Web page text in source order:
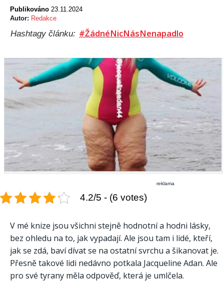
Publikováno 23.11.2024
Autor: Redakce
Hashtagy článku: #ŽádnéNicNásNenapadlo
reklama
4.2/5 - (6 votes)
V mé knize jsou všichni stejně hodnotní a hodni lásky,
bez ohledu na to, jak vypadají. Ale jsou tam i lidé, kteří,
jak se zdá, baví dívat se na ostatní svrchu a šikanovat je.
Přesně takové lidi nedávno potkala Jacqueline Adan. Ale
pro své tyrany měla odpověď, která je umlčela.